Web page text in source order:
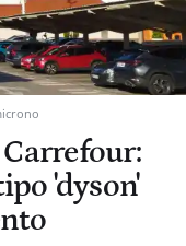
'dyson'